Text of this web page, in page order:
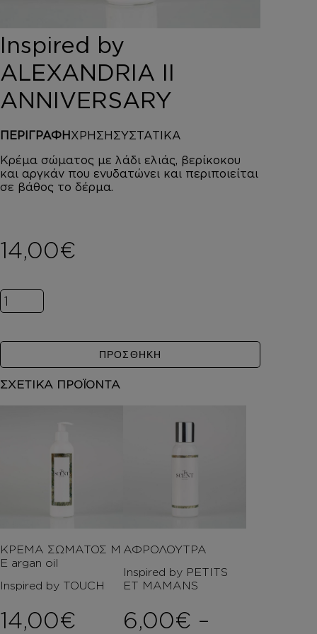
HOROMIA
SPECIAL OFFERS
ΚΑΛΑΘΙ
Inspired by
ALEXANDRIA II
ANNIVERSARY
ΠΕΡΙΓΡΑΦΗ ΧΡΗΣΗ ΣΥΣΤΑΤΙΚΑ
Κρέμα σώματος με λάδι ελιάς, βερίκοκου
και αργκάν που ενυδατώνει και περιποιείται
σε βάθος το δέρμα.
14,00€
Inspired by ALEXANDRIA II ANNIVERSARY ποσότητα
ΠΡΟΣΘΗΚΗ
ΣΧΕΤΙΚΑ ΠΡΟΪΟΝΤΑ
ΚΡΕΜΑ ΣΩΜΑΤΟΣ Μ
Ε argan oil
Inspired by TOUCH
14,00€
ΑΦΡΟΛΟΥΤΡΑ
Inspired by PETITS
ET MAMANS
6,00€ –